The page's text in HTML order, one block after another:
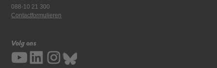
088-10 21 300
Contactformulieren
Volg ons